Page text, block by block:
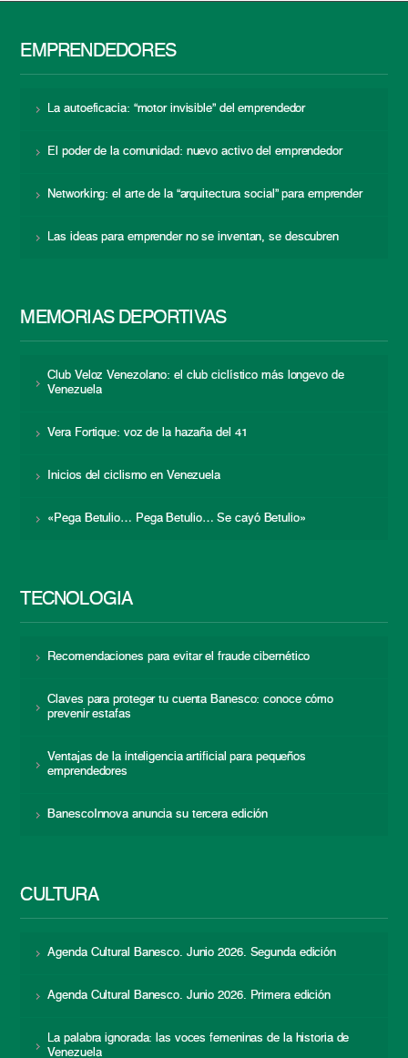
EMPRENDEDORES
La autoeficacia: “motor invisible” del emprendedor
El poder de la comunidad: nuevo activo del emprendedor
Networking: el arte de la “arquitectura social” para emprender
Las ideas para emprender no se inventan, se descubren
MEMORIAS DEPORTIVAS
Club Veloz Venezolano: el club ciclístico más longevo de
Venezuela
Vera Fortique: voz de la hazaña del 41
Inicios del ciclismo en Venezuela
«Pega Betulio… Pega Betulio… Se cayó Betulio»
TECNOLOGÍA
Recomendaciones para evitar el fraude cibernético
Claves para proteger tu cuenta Banesco: conoce cómo
prevenir estafas
Ventajas de la inteligencia artificial para pequeños
emprendedores
BanescoInnova anuncia su tercera edición
CULTURA
Agenda Cultural Banesco. Junio 2026. Segunda edición
Agenda Cultural Banesco. Junio 2026. Primera edición
La palabra ignorada: las voces femeninas de la historia de
Venezuela